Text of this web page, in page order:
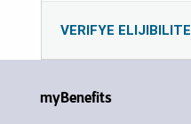
VERIFYE ELIJIBILITE
myBenefits